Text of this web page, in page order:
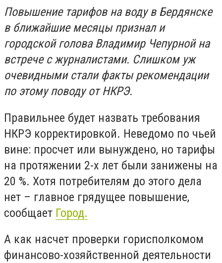
Повышение тарифов на воду в Бердянске
в ближайшие месяцы признал и
городской голова Владимир Чепурной на
встрече с журналистами. Слишком уж
очевидными стали факты рекомендации
по этому поводу от НКРЭ.
Правильнее будет назвать требования
НКРЭ корректировкой. Неведомо по чьей
вине: просчет или вынуждено, но тарифы
на протяжении 2-х лет были занижены на
20 %. Хотя потребителям до этого дела
нет – главное грядущее повышение,
сообщает Город.
А как насчет проверки горисполкомом
финансово-хозяйственной деятельности